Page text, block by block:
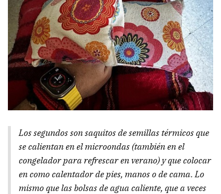
Los segundos son saquitos de semillas térmicos que
se calientan en el microondas (también en el
congelador para refrescar en verano) y que colocar
en como calentador de pies, manos o de cama. Lo
mismo que las bolsas de agua caliente, que a veces